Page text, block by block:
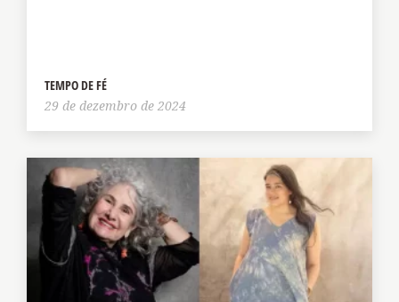
TEMPO DE FÉ
29 de dezembro de 2024